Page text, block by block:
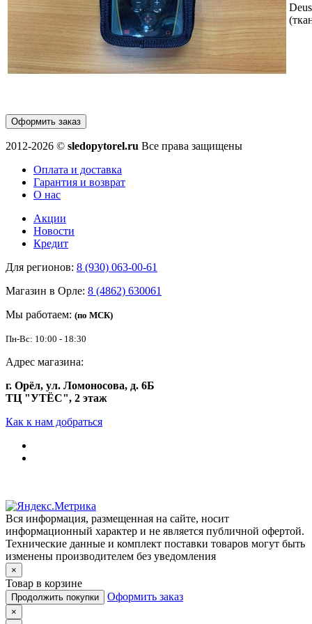
Оформить заказ
2012-2026 © sledopytorel.ru Все права защищены
Оплата и доставка
Гарантия и возврат
О нас
Акции
Новости
Кредит
Для регионов: 8 (930) 063-00-61
Магазин в Орле: 8 (4862) 630061
Мы работаем: (по МСК)
Пн-Вс: 10:00 - 18:30
Адрес магазина:
г. Орёл, ул. Ломоносова, д. 6Б
ТЦ "УТЁС", 2 этаж
Как к нам добраться
Вся информация, размещенная на сайте, носит
информационный характер и не является публичной офертой.
Технические данные и комплект поставки товаров могут быть
изменены производителем без уведомления
×
Товар в корзине
Продолжить покупки Оформить заказ
×